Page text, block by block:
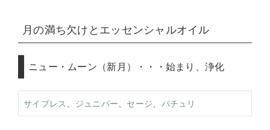
月の満ち欠けとエッセンシャルオイル
ニュー・ムーン（新月）・・・始まり、浄化
サイプレス ジュニパー セージ パチュリ